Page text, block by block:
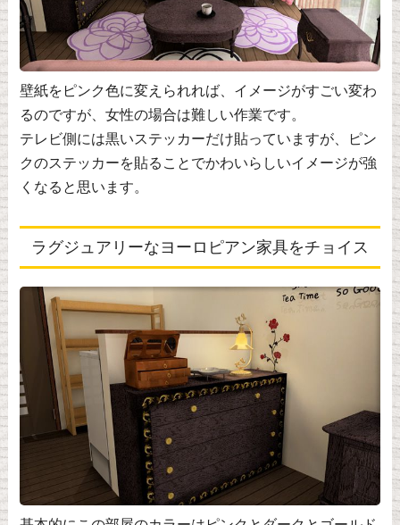
壁紙をピンク色に変えられれば、イメージがすごい変わ
るのですが、女性の場合は難しい作業です。
テレビ側には黒いステッカーだけ貼っていますが、ピン
クのステッカーを貼ることでかわいらしいイメージが強
くなると思います。
ラグジュアリーなヨーロピアン家具をチョイス